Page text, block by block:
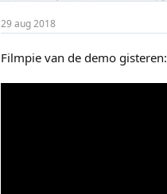
29 aug 2018
Filmpie van de demo gisteren: